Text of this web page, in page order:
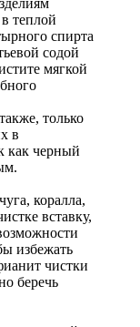
теплой
спирта
содой
мягкой
только
в
как черный
коралла,
вставку,
избежать
чистки
беречь